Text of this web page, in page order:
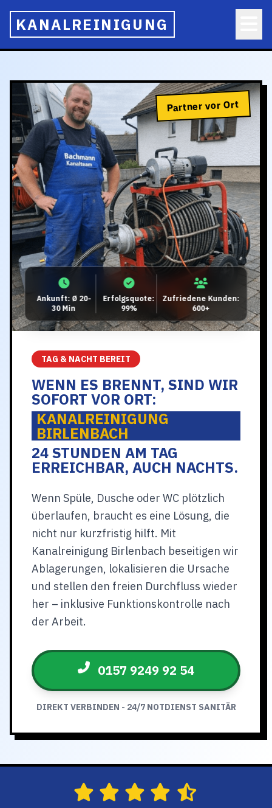
KANALREINIGUNG
Partner vor Ort
Ankunft: Ø 20-
30 Min
Erfolgsquote:
99%
Zufriedene Kunden:
600+
TAG & NACHT BEREIT
WENN ES BRENNT, SIND WIR
SOFORT VOR ORT:
KANALREINIGUNG
BIRLENBACH
24 STUNDEN AM TAG
ERREICHBAR, AUCH NACHTS.
Wenn Spüle, Dusche oder WC plötzlich
überlaufen, braucht es eine Lösung, die
nicht nur kurzfristig hilft. Mit
Kanalreinigung Birlenbach beseitigen wir
Ablagerungen, lokalisieren die Ursache
und stellen den freien Durchfluss wieder
her – inklusive Funktionskontrolle nach
der Arbeit.
0157 9249 92 54
DIREKT VERBINDEN - 24/7 NOTDIENST SANITÄR